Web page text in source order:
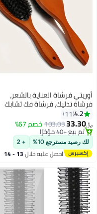
أوريتي فرشاة العناية بالشعر،
فرشاة تدليك، فرشاة فك تشابك
الشعر الرطب أو الجاف، فرشاة شعر
ناعمة مبطنة لجميع أنواع الشعر
4.2
11
﷼‏33.30
103.03خصم 67%
تم بيع +40 مؤخرًا
تم بيع +40 مؤخرًا
لك رصيد مسترجع 10% + 2
احصل عليه خلال 13 - 14